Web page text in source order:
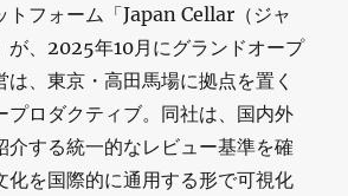
トフォーム「Japan Cellar（ジャ
が、2025年10月にグランドオープ
は、東京・高田馬場に拠点を置く
プロダクティブ。同社は、国内外
介する統一的なレビュー基準を確
化を国際的に通用する形で可視化